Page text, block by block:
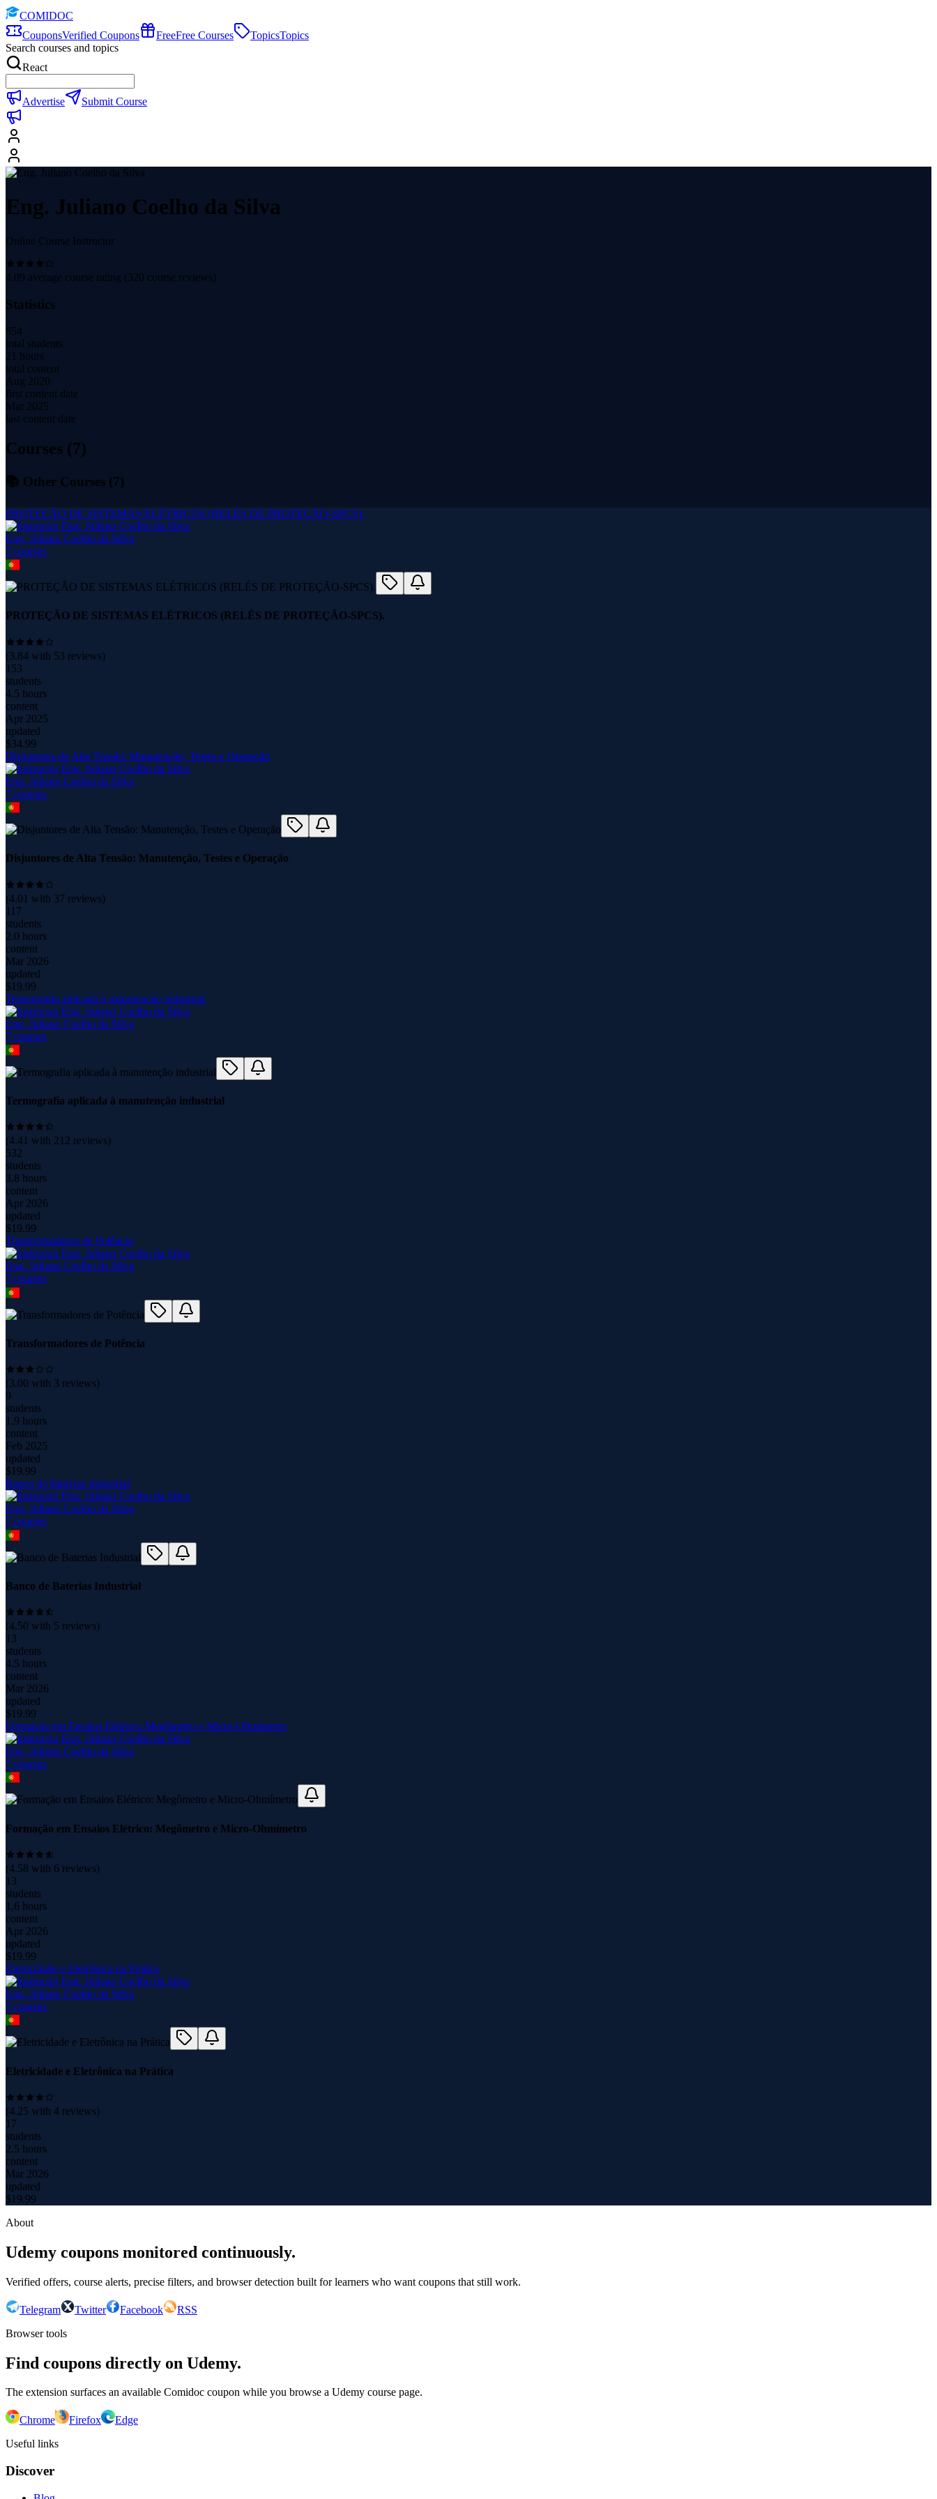
COMIDOC
CouponsVerified Coupons FreeFree Courses TopicsTopics
Search courses and topics
React
Advertise Submit Course
Eng. Juliano Coelho da Silva
Online Course Instructor
4.09 average course rating (320 course reviews)
Statistics
854
total students
21 hours
total content
Aug 2020
first content date
Mar 2025
last content date
Courses (7)
📚 Other Courses (7)
PROTEÇÃO DE SISTEMAS ELÉTRICOS (RELÉS DE PROTEÇÃO-SPCS).
Eng. Juliano Coelho da Silva
7 courses
PROTEÇÃO DE SISTEMAS ELÉTRICOS (RELÉS DE PROTEÇÃO-SPCS).
(3.84 with 53 reviews)
153
students
4.5 hours
content
Apr 2025
updated
$34.99
Disjuntores de Alta Tensão: Manutenção, Testes e Operação
Eng. Juliano Coelho da Silva
7 courses
Disjuntores de Alta Tensão: Manutenção, Testes e Operação
(4.01 with 37 reviews)
117
students
2.0 hours
content
Mar 2026
updated
$19.99
Termografia aplicada à manutenção industrial
Eng. Juliano Coelho da Silva
7 courses
Termografia aplicada à manutenção industrial
(4.41 with 212 reviews)
532
students
3.8 hours
content
Apr 2026
updated
$19.99
Transformadores de Potência
Eng. Juliano Coelho da Silva
7 courses
Transformadores de Potência
(3.00 with 3 reviews)
9
students
1.9 hours
content
Feb 2025
updated
$19.99
Banco de Baterias Industrial
Eng. Juliano Coelho da Silva
7 courses
Banco de Baterias Industrial
(4.50 with 5 reviews)
13
students
4.5 hours
content
Mar 2026
updated
$19.99
Formação em Ensaios Elétrico: Megômetro e Micro-Ohmímetro
Eng. Juliano Coelho da Silva
7 courses
Formação em Ensaios Elétrico: Megômetro e Micro-Ohmímetro
(4.58 with 6 reviews)
13
students
1.6 hours
content
Apr 2026
updated
$19.99
Eletricidade e Eletrônica na Prática
Eng. Juliano Coelho da Silva
7 courses
Eletricidade e Eletrônica na Prática
(4.25 with 4 reviews)
17
students
2.5 hours
content
Mar 2026
updated
$19.99
About
Udemy coupons monitored continuously.
Verified offers, course alerts, precise filters, and browser detection built for learners who want coupons that still work.
Telegram Twitter Facebook
RSS
Browser tools
Find coupons directly on Udemy.
The extension surfaces an available Comidoc coupon while you browse a Udemy course page.
Chrome Firefox
Edge
Useful links
Discover